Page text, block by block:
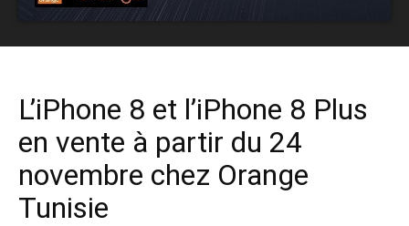
L’iPhone 8 et l’iPhone 8 Plus
en vente à partir du 24
novembre chez Orange
Tunisie